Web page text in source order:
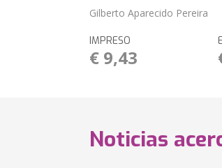
Gilberto Aparecido Pereira
IMPRESO
€ 9,43
Noticias